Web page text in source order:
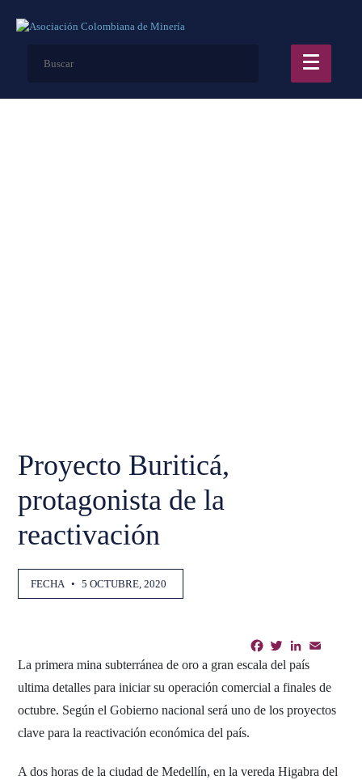
Proyecto Buriticá,
protagonista de la
reactivación
FECHA • 5 OCTUBRE, 2020
FacebookTwitterLinkedIn
La primera mina subterránea de oro a gran escala del país
ultima detalles para iniciar su operación comercial a finales de
octubre. Según el Gobierno nacional será uno de los proyectos
clave para la reactivación económica del país.
A dos horas de la ciudad de Medellín, en la vereda Higabra del